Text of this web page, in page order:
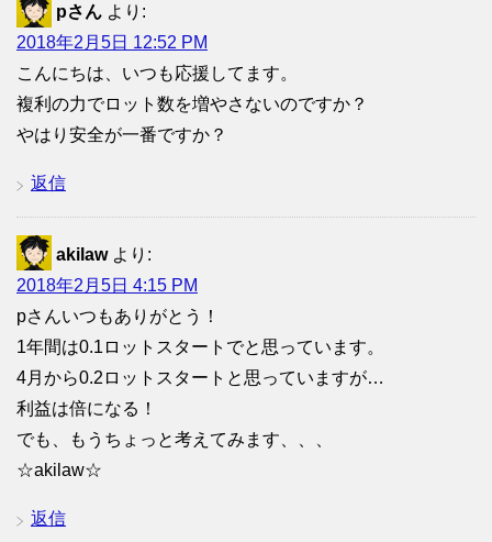
pさん より:
2018年2月5日 12:52 PM
こんにちは、いつも応援してます。
複利の力でロット数を増やさないのですか？
やはり安全が一番ですか？
返信
akilaw より:
2018年2月5日 4:15 PM
pさんいつもありがとう！
1年間は0.1ロットスタートでと思っています。
4月から0.2ロットスタートと思っていますが…
利益は倍になる！
でも、もうちょっと考えてみます、、、
☆akilaw☆
返信